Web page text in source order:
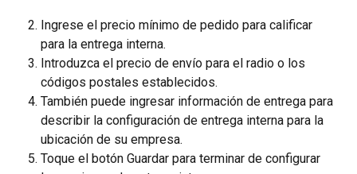
Ingrese el precio mínimo de pedido para calificar
para la entrega interna.
Introduzca el precio de envío para el radio o los
códigos postales establecidos.
También puede ingresar información de entrega para
describir la configuración de entrega interna para la
ubicación de su empresa.
Toque el botón Guardar para terminar de configurar